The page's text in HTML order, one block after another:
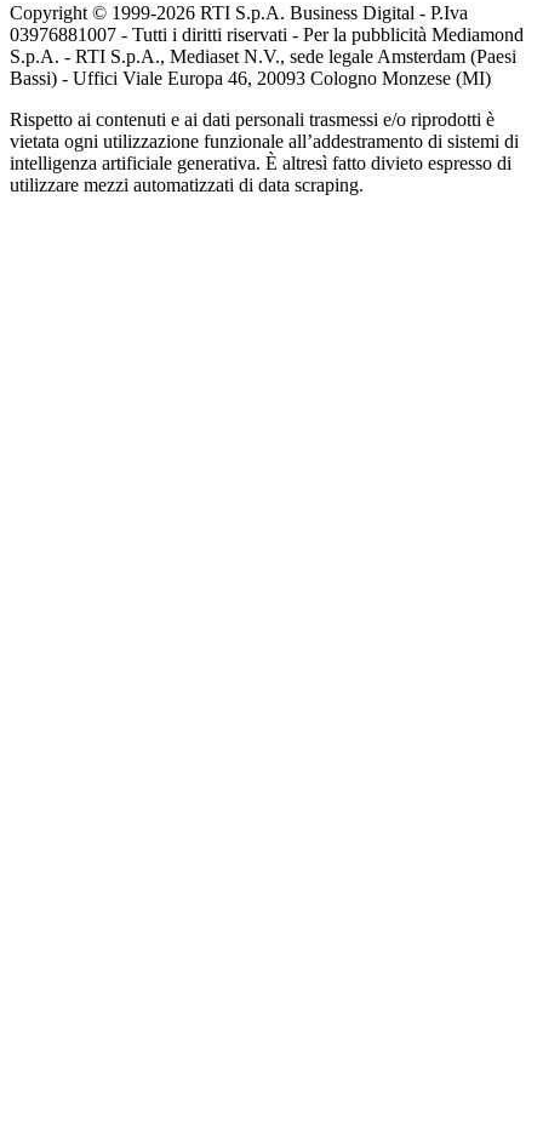
Copyright © 1999-2026 RTI S.p.A. Business Digital - P.Iva
03976881007 - Tutti i diritti riservati - Per la pubblicità Mediamond
S.p.A. - RTI S.p.A., Mediaset N.V., sede legale Amsterdam (Paesi
Bassi) - Uffici Viale Europa 46, 20093 Cologno Monzese (MI)
Rispetto ai contenuti e ai dati personali trasmessi e/o riprodotti è
vietata ogni utilizzazione funzionale all’addestramento di sistemi di
intelligenza artificiale generativa. È altresì fatto divieto espresso di
utilizzare mezzi automatizzati di data scraping.